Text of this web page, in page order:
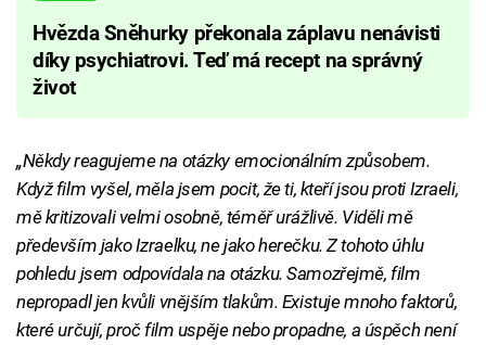
Hvězda Sněhurky překonala záplavu nenávisti
díky psychiatrovi. Teď má recept na správný
život
„Někdy reagujeme na otázky emocionálním způsobem.
Když film vyšel, měla jsem pocit, že ti, kteří jsou proti Izraeli,
mě kritizovali velmi osobně, téměř urážlivě. Viděli mě
především jako Izraelku, ne jako herečku. Z tohoto úhlu
pohledu jsem odpovídala na otázku. Samozřejmě, film
nepropadl jen kvůli vnějším tlakům. Existuje mnoho faktorů,
které určují, proč film uspěje nebo propadne, a úspěch není